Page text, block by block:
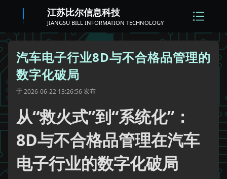
江苏比尔信息科技
JIANGSU BILL INFORMATION TECHNOLOGY
汽车电子行业8D与不合格品管理的
数字化破局
于2026-06-22 13:26:56发布
从“救火式”到“系统化”：
8D与不合格品管理在汽车
电子行业的数字化破局